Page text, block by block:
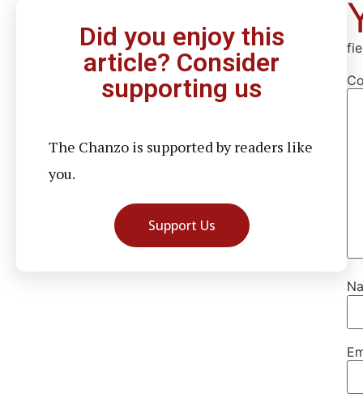
Did you enjoy this
article? Consider
supporting us
The Chanzo is supported by readers like
you.
Support Us